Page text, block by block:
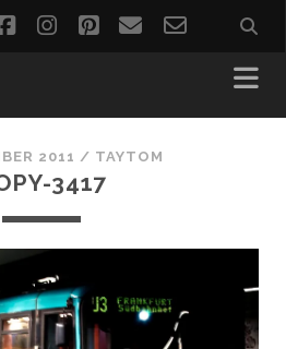
facebookinstagram
pinterest
emailemail-
form
2011 / TAYTOM
3417